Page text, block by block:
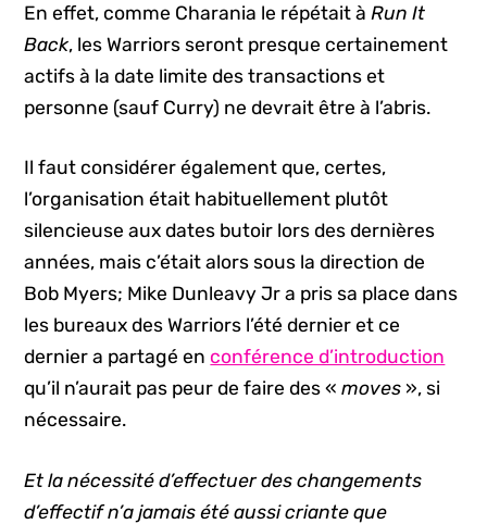
En effet, comme Charania le répétait à Run It
Back, les Warriors seront presque certainement
actifs à la date limite des transactions et
personne (sauf Curry) ne devrait être à l’abris.
Il faut considérer également que, certes,
l’organisation était habituellement plutôt
silencieuse aux dates butoir lors des dernières
années, mais c’était alors sous la direction de
Bob Myers; Mike Dunleavy Jr a pris sa place dans
les bureaux des Warriors l’été dernier et ce
dernier a partagé enconférence d’introduction
qu’il n’aurait pas peur de faire des «moves », si
nécessaire.
Et la nécessité d’effectuer des changements
d’effectif n’a jamais été aussi criante que